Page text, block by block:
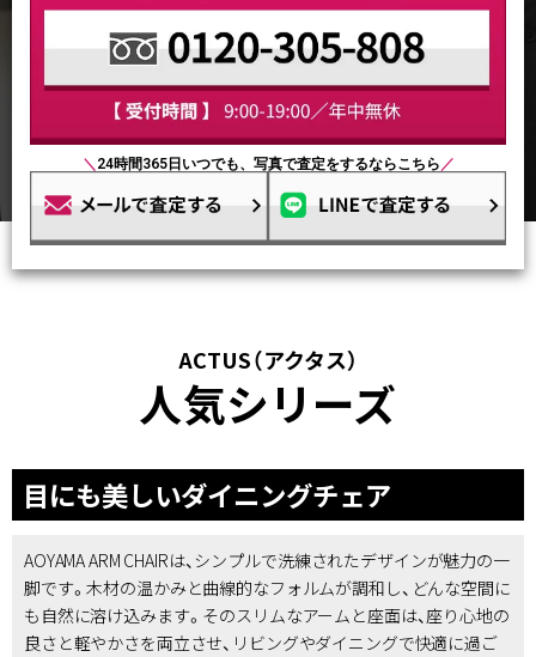
＼ 24時間365日いつでも、写真で査定をするならこちら ／
ACTUS（アクタス）
人気シリーズ
目にも美しいダイニングチェア
AOYAMA ARM CHAIRは、シンプルで洗練されたデザインが魅力の一
脚です。木材の温かみと曲線的なフォルムが調和し、どんな空間に
も自然に溶け込みます。そのスリムなアームと座面は、座り心地の
良さと軽やかさを両立させ、リビングやダイニングで快適に過ご